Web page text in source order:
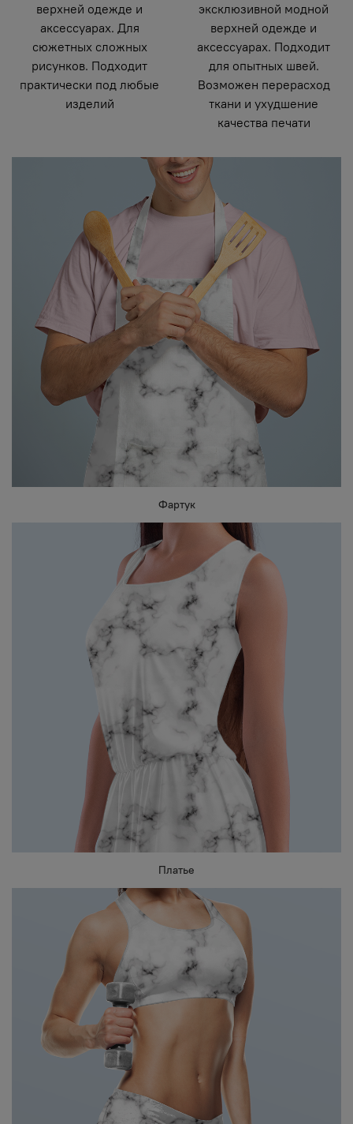
верхней одежде и
аксессуарах. Для
сюжетных сложных
рисунков. Подходит
практически под любые
изделий
эксклюзивной модной
верхней одежде и
аксессуарах. Подходит
для опытных швей.
Возможен перерасход
ткани и ухудшение
качества печати
Фартук
Платье